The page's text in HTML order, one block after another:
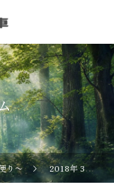
り〜 2018年 3月の記事一覧